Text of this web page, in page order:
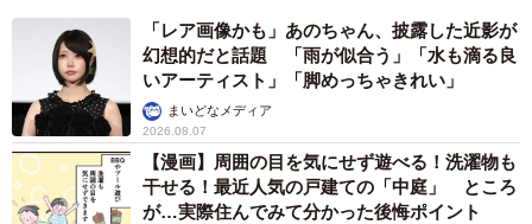
「レア画像かも」あのちゃん、披露した近影が
幻想的だと話題 「雨が似合う」「水も滴る良
いアーティスト」「脚めっちゃきれい」
まいどなメディア
2026.08.07
【漫画】周囲の目を気にせず遊べる！洗濯物も
干せる！最近人気の戸建ての「中庭」 ところ
が…実際住んでみて分かった後悔ポイント